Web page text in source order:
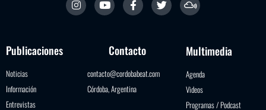
Publicaciones
Noticias
Información
Entrevistas
Contacto
contacto@cordobabeat.com
Córdoba, Argentina
Multimedia
Agenda
Videos
Programas / Podcast